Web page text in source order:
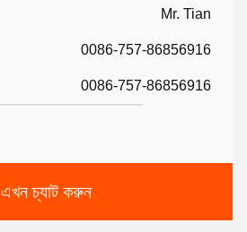
Mr. Tian
0086-757-86856916
0086-757-86856916
এখন চ্যাট করুন